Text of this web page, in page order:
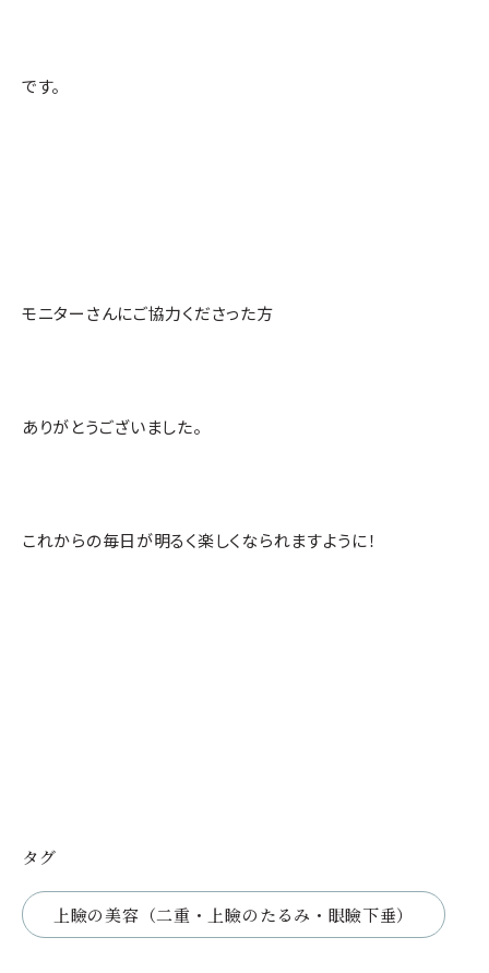
です。
モニターさんにご協力くださった方
ありがとうございました。
これからの毎日が明るく楽しくなられますように！
タグ
上瞼の美容（二重・上瞼のたるみ・眼瞼下垂）